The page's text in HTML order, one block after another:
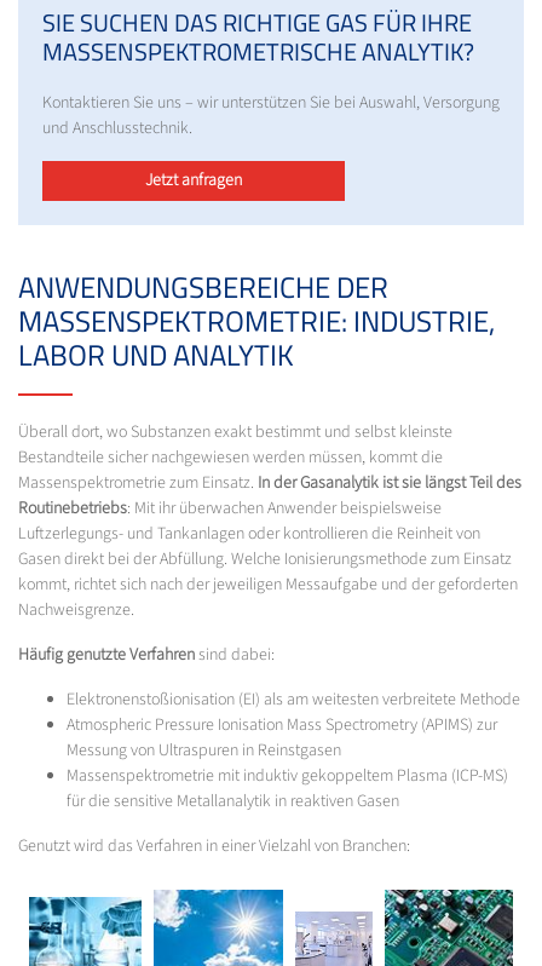
SIE SUCHEN DAS RICHTIGE GAS FÜR IHRE
MASSENSPEKTROMETRISCHE ANALYTIK?
Kontaktieren Sie uns – wir unterstützen Sie bei Auswahl, Versorgung
und Anschlusstechnik.
Jetzt anfragen
ANWENDUNGSBEREICHE DER
MASSENSPEKTROMETRIE: INDUSTRIE,
LABOR UND ANALYTIK
Überall dort, wo Substanzen exakt bestimmt und selbst kleinste
Bestandteile sicher nachgewiesen werden müssen, kommt die
Massenspektrometrie zum Einsatz. In der Gasanalytik ist sie längst Teil des
Routinebetriebs: Mit ihr überwachen Anwender beispielsweise
Luftzerlegungs- und Tankanlagen oder kontrollieren die Reinheit von
Gasen direkt bei der Abfüllung. Welche Ionisierungsmethode zum Einsatz
kommt, richtet sich nach der jeweiligen Messaufgabe und der geforderten
Nachweisgrenze.
Häufig genutzte Verfahrensind dabei:
Elektronenstoßionisation (EI) als am weitesten verbreitete Methode
Atmospheric Pressure Ionisation Mass Spectrometry (APIMS) zur
Messung von Ultraspuren in Reinstgasen
Massenspektrometrie mit induktiv gekoppeltem Plasma (ICP-MS)
für die sensitive Metallanalytik in reaktiven Gasen
Genutzt wird das Verfahren in einer Vielzahl von Branchen: